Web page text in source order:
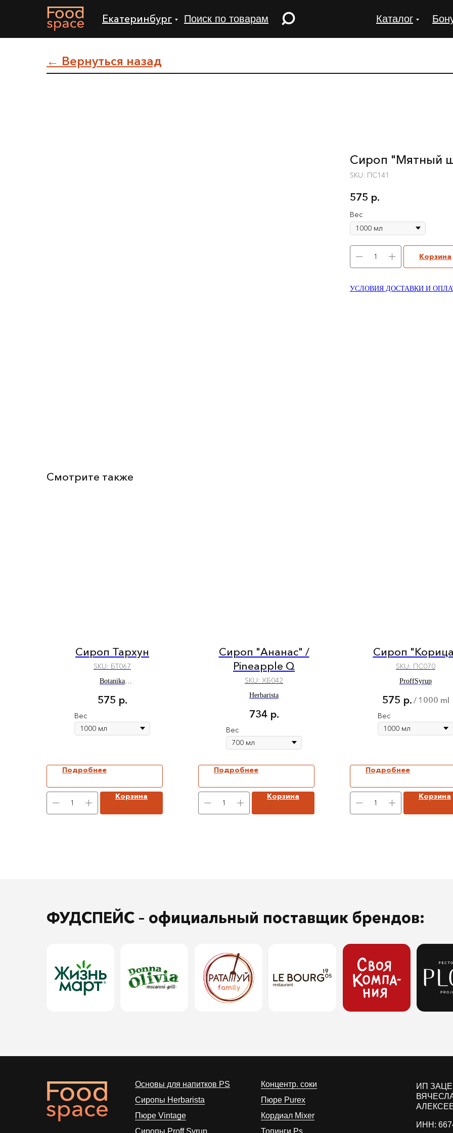
Поиск по товарам Каталог
Екатеринбург
← Вернуться назад
Сироп "Мятный
SKU: ПС141
575 р.
Вес
Корзина
УСЛОВИЯ ДОСТАВКИ И
Смотрите также
Сироп Тархун
SKU: БТ067
Botanika
575 р.
Вес
Подробнее
Корзина
Сироп "Ананас" /
Pineapple Q
SKU: ХБ042
Herbarista
734 р.
Вес
Подробнее
Корзина
Сироп
SKU: ПС070
ProffSyrup
575 р. / 1000 ml
Вес
Подробнее
Корзина
ФУДСПЕЙС – официальный поставщик брендов:
ИП
ИНН:
Основы для напитков PS
Сиропы Herbarista
Пюре Vintage
Cиропы Proff Syrup
Концентр. соки
Пюре Purex
Кордиал Mixer
Топинги Ps